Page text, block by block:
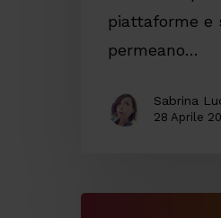
piattaforme e
permeano…
Sabrina
28 Aprile